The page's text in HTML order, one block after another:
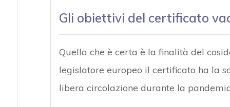
Gli obiettivi del certificato
Quella che è certa è la finalità del
legislatore europeo il certificato ha la
libera circolazione durante la